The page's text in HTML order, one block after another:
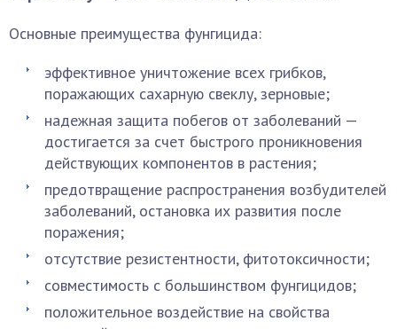
Основные преимущества фунгицида:
эффективное уничтожение всех грибков,
поражающих сахарную свеклу, зерновые;
надежная защита побегов от заболеваний —
достигается за счет быстрого проникновения
действующих компонентов в растения;
предотвращение распространения возбудителей
заболеваний, остановка их развития после
поражения;
отсутствие резистентности, фитотоксичности;
совместимость с большинством фунгицидов;
положительное воздействие на свойства